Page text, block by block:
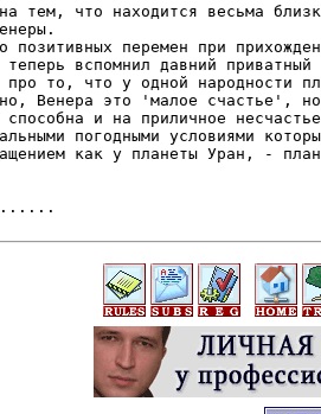
тем, что находится весьма
позитивных перемен при
теперь вспомнил давний
про то, что у одной народности
Венера это 'малое счастье', но
и на приличное
погодными условиями
как у планеты Уран, -